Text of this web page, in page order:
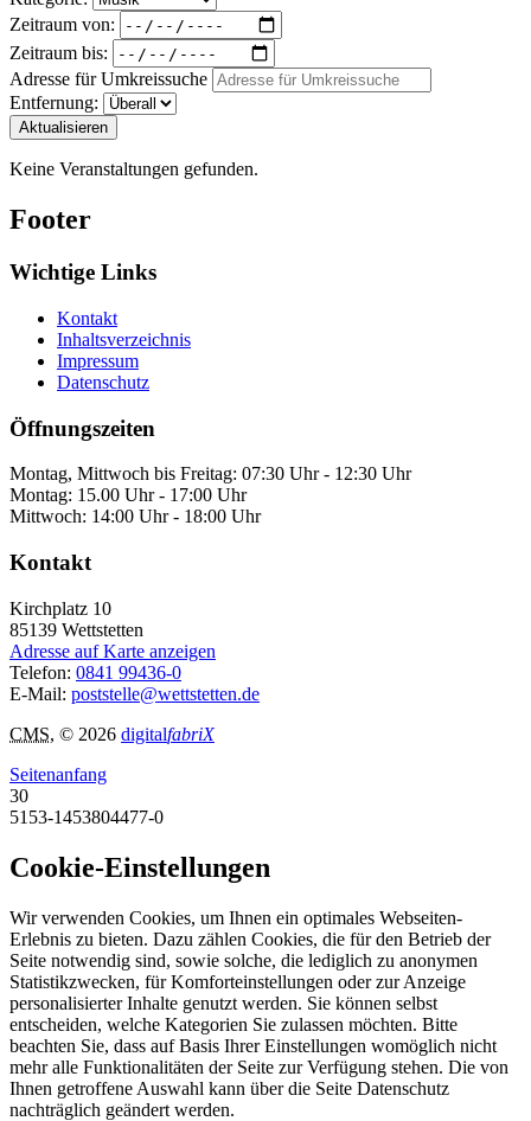
Zeitraum von:
Zeitraum bis:
Adresse für Umkreissuche
Entfernung:
Aktualisieren
Keine Veranstaltungen gefunden.
Footer
Wichtige Links
Kontakt
Inhaltsverzeichnis
Impressum
Datenschutz
Öffnungszeiten
Montag, Mittwoch bis Freitag: 07:30 Uhr - 12:30 Uhr
Montag: 15.00 Uhr - 17:00 Uhr
Mittwoch: 14:00 Uhr - 18:00 Uhr
Kontakt
Kirchplatz 10
85139 Wettstetten
Adresse auf Karte anzeigen
Telefon: 0841 99436-0
E-Mail: poststelle@wettstetten.de
CMS, © 2026 digitalfabriX
Seitenanfang
30
5153-1453804477-0
Cookie-Einstellungen
Wir verwenden Cookies, um Ihnen ein optimales Webseiten-
Erlebnis zu bieten. Dazu zählen Cookies, die für den Betrieb der
Seite notwendig sind, sowie solche, die lediglich zu anonymen
Statistikzwecken, für Komforteinstellungen oder zur Anzeige
personalisierter Inhalte genutzt werden. Sie können selbst
entscheiden, welche Kategorien Sie zulassen möchten. Bitte
beachten Sie, dass auf Basis Ihrer Einstellungen womöglich nicht
mehr alle Funktionalitäten der Seite zur Verfügung stehen. Die von
Ihnen getroffene Auswahl kann über die Seite Datenschutz
nachträglich geändert werden.